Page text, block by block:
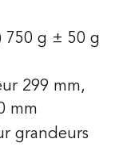
750 g ± 50 g
299 mm,
mm
grandeurs